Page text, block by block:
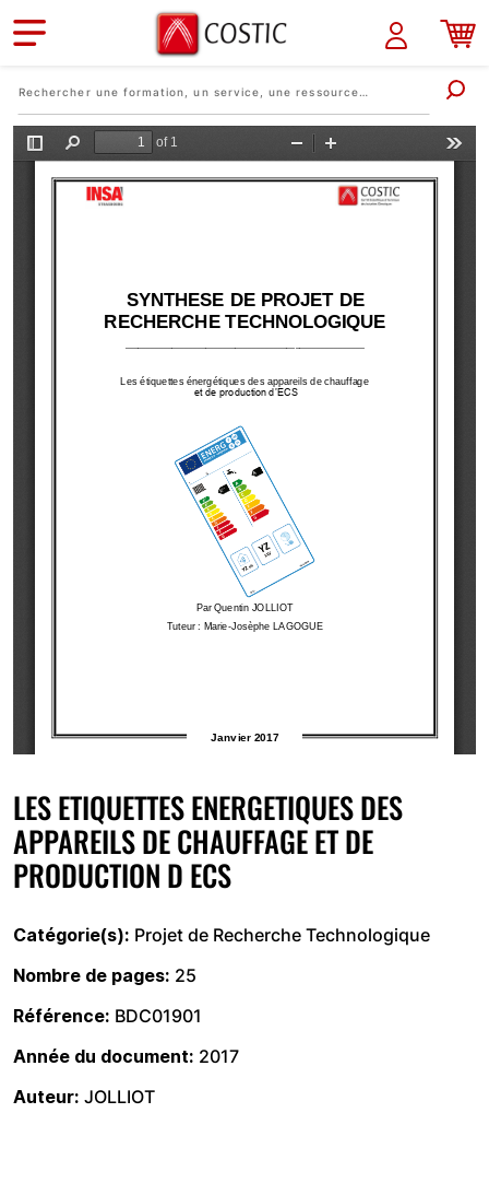
Aller au contenu principal
LES ETIQUETTES ENERGETIQUES DES
APPAREILS DE CHAUFFAGE ET DE
PRODUCTION D ECS
Catégorie(s) Projet de Recherche Technologique
Nombre de pages 25
Référence BDC01901
Année du document 2017
Auteur JOLLIOT